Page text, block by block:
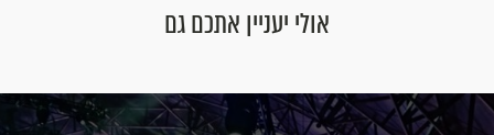
אולי יעניין אתכם גם